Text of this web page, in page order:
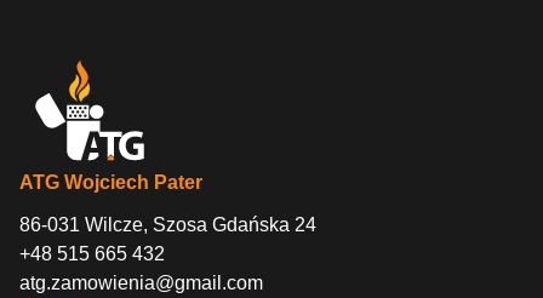
ATG Wojciech Pater
86-031 Wilcze, Szosa Gdańska 24
+48 515 665 432
atg.zamowienia@gmail.com